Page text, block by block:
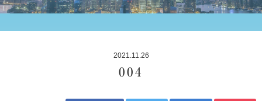
2021.11.26
004